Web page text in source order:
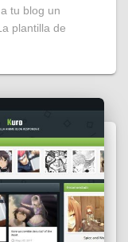
tu blog un
plantilla de